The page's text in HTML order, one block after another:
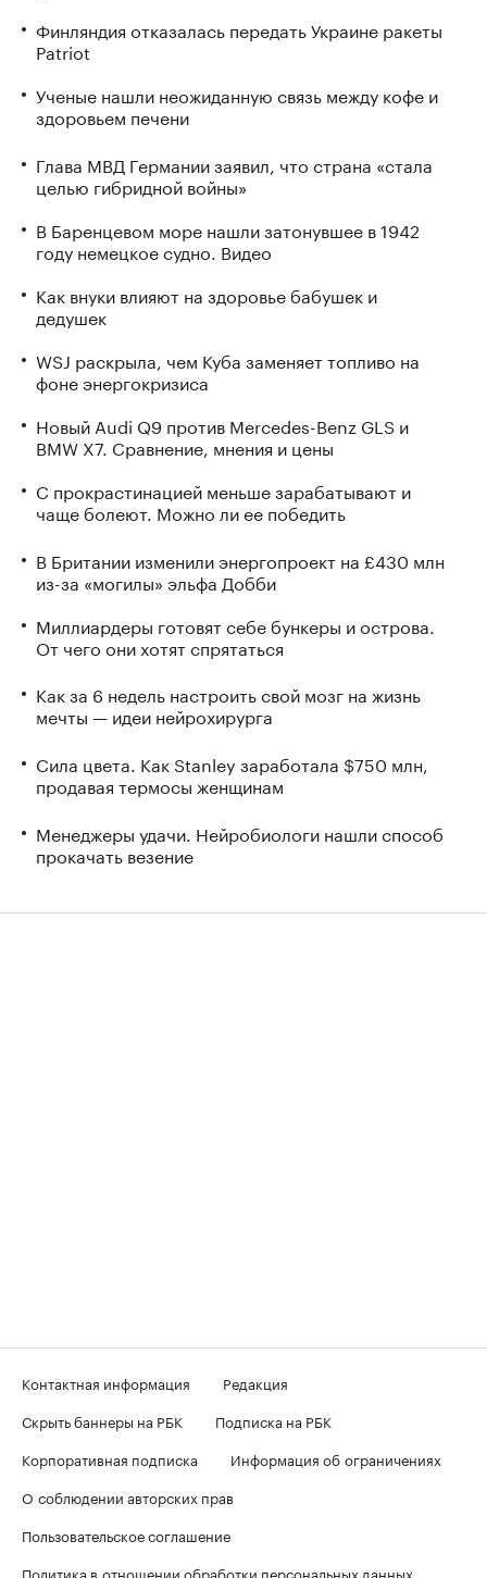
Финляндия отказалась передать Украине ракеты
Patriot
Ученые нашли неожиданную связь между кофе и
здоровьем печени
Глава МВД Германии заявил, что страна «стала
целью гибридной войны»
В Баренцевом море нашли затонувшее в 1942
году немецкое судно. Видео
Как внуки влияют на здоровье бабушек и
дедушек
WSJ раскрыла, чем Куба заменяет топливо на
фоне энергокризиса
Новый Audi Q9 против Mercedes-Benz GLS и
BMW X7. Сравнение, мнения и цены
С прокрастинацией меньше зарабатывают и
чаще болеют. Можно ли ее победить
В Британии изменили энергопроект на £430 млн
из-за «могилы» эльфа Добби
Миллиардеры готовят себе бункеры и острова.
От чего они хотят спрятаться
Как за 6 недель настроить свой мозг на жизнь
мечты — идеи нейрохирурга
Сила цвета. Как Stanley заработала $750 млн,
продавая термосы женщинам
Менеджеры удачи. Нейробиологи нашли способ
прокачать везение
Контактная информация
Редакция
Скрыть баннеры на РБК
Подписка на РБК
Корпоративная подписка
Информация об ограничениях
О соблюдении авторских прав
Пользовательское соглашение
Политика в отношении обработки персональных данных